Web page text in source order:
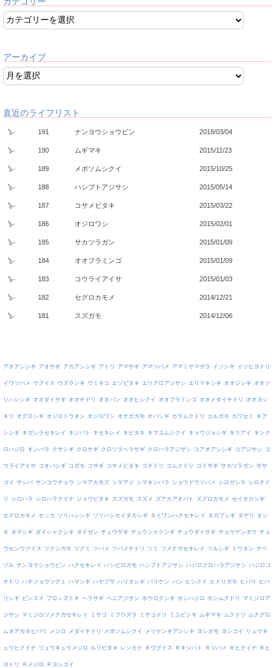
アーカイブ
直近のライフリスト
191 ナンヨウショウビン 2018/03/04
190 ムギマキ 2015/11/23
189 メボソムシクイ 2015/10/25
188 ハシブトアジサシ 2015/05/14
187 コサメビタキ 2015/03/22
186 オジロワシ 2015/02/01
185 サカツラガン 2015/01/09
184 オオフラミンゴ 2015/01/09
183 コウライアイサ 2015/01/03
182 セグロカモメ 2014/12/21
181 スズガモ 2014/12/06
アオアシシギ アオサギ アカアシシギ アトリ アマサギ アマツバメ アマミヤマガラ イソシギ イソヒヨドリ
イワツバメ ウグイス ウズラシギ ウミネコ エゾビタキ エリグロアジサシ エリマキシギ オオジシギ オオソ
リハシシギ オオダイサギ オオチドリ オオバン オオヒシクイ オオフラミンゴ オオメダイチドリ オオヨシ
キリ オグロシギ オジロトウネン オジロワシ オナガガモ オバシギ カラムクドリ カルガモ カワセミ キア
シシギ キガシラセキレイ キジバト キセキレイ キビタキ キマユムシクイ キョウジョシギ キリアイ キンク
ロハジロ キンパラ クサシギ クロサギ クロツラヘラサギ クロハラアジサシ コアオアシシギ コアジサシ コ
ウライアイサ コオバシギ コガモ コサギ コサメビタキ コチドリ コムクドリ ゴイサギ サカツラガン ササ
ゴイ サシバ サンコウチョウ シマアカモズ シマアジ シマキンパラ ショウドウツバメ シロガシラ シロチド
リ シロハラ シロハラクイナ ジョウビタキ スズガモ スズメ ズアカアオバト ズグロカモメ セイタカシギ
セグロカモメ セッカ ソリハシシギ ソリハシセイタカシギ タイワンハクセキレイ タカブシギ タゲリ タシ
ギ タマシギ ダイシャクシギ ダイゼン チュウサギ チュウシャクシギ チュウダイサギ チョウゲンボウ チョ
ウセンウグイス ツクシガモ ツグミ ツバメ ツバメチドリ ツミ ツメナガセキレイ ツルシギ トウネン ナベ
ヅル ナンヨウショウビン ハクセキレイ ハシビロガモ ハシブトアジサシ ハジロクロハラアジサシ ハジロコ
チドリ ハチジョウツグミ ハマシギ ハヤブサ ハリオシギ バリケン バン ヒシクイ ヒドリガモ ヒバリ ヒバ
リシギ ビンズイ ブロンズトキ ヘラサギ ベニアジサシ ホウロクシギ ホシハジロ ホシムクドリ マミジロア
ジサシ マミジロツメナガセキレイ ミサゴ ミフウズラ ミヤコドリ ミユビシギ ムギマキ ムクドリ ムナグロ
ムネアカタヒバリ メジロ メダイチドリ メボソムシクイ メリケンキアシシギ ヨシガモ ヨシゴイ リュウキ
ュウヒクイナ リュウキュウメジロ ルリビタキ レンカク Ｒウグイス Ｒキジバト Ｒツバメ Ｒヒクイナ Ｒヒ
ヨドリ Ｒメジロ Ｒヨシゴイ